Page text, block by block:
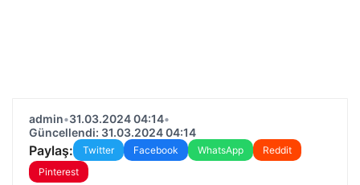
admin•31.03.2024 04:14•
Güncellendi: 31.03.2024 04:14
Paylaş: Twitter Facebook WhatsApp
Reddit
Pinterest